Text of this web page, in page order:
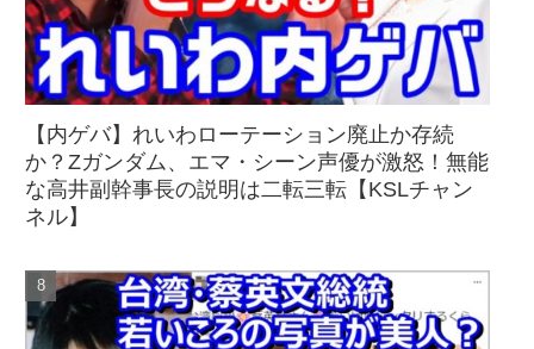
【内ゲバ】れいわローテーション廃止か存続
か？Zガンダム、エマ・シーン声優が激怒！無能
な高井副幹事長の説明は二転三転【KSLチャン
ネル】